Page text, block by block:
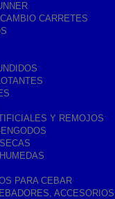
CARRETES
Y REMOJOS
PARA CEBAR